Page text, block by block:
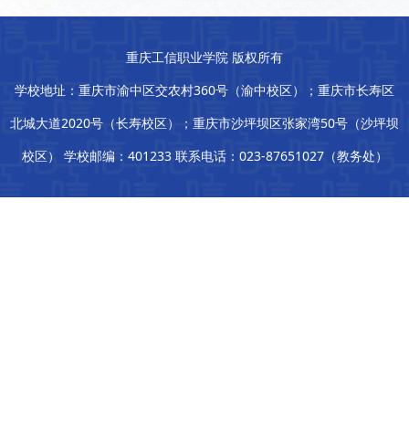
重庆工信职业学院 版权所有
学校地址：重庆市渝中区交农村360号（渝中校区）；重庆市长寿区
北城大道2020号（长寿校区）；重庆市沙坪坝区张家湾50号（沙坪坝
校区） 学校邮编：401233 联系电话：023-87651027（教务处）